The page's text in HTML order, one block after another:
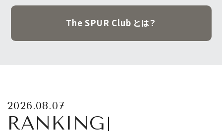
The SPUR Club とは？
2026.08.07
RANKING